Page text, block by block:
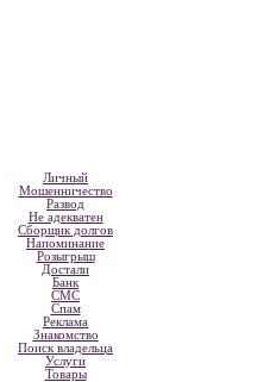
Личный
Мошенничество
Развод
Не адекватен
Сборщик долгов
Напоминание
Розыгрыш
Достали
Банк
СМС
Спам
Реклама
Знакомство
Поиск владельца
Услуги
Товары